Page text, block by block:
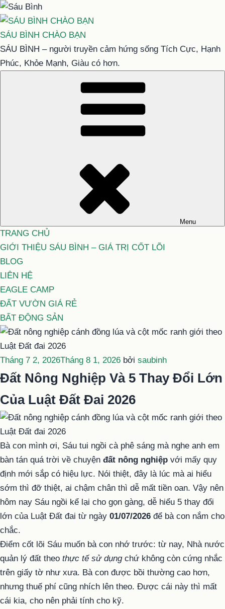
Chuyển
đến
phần
nội
dung
SÁU BÌNH CHÀO BẠN
SÁU BÌNH – người truyền cảm hứng sống Tích Cực, Hạnh
Phúc, Khỏe Mạnh, Giàu có hơn.
Menu
TRANG CHỦ
GIỚI THIỆU SÁU BÌNH – GIÁ TRỊ CỐT LÕI
BLOG
LIÊN HỆ
EAGLE CAMP
ĐẤT VƯỜN GIÁ RẺ
BẤT ĐỘNG SẢN
Đăng
trong
Tháng 7 2, 2026Tháng 8 1, 2026 bởi saubinh
Đất Nông Nghiệp Và 5 Thay Đổi Lớn
Của Luật Đất Đai 2026
Bà con mình ơi, Sáu tui ngồi cà phê sáng mà nghe anh em
bàn tán quá trời về chuyện đất nông nghiệp với mấy quy
định mới sắp có hiệu lực. Nói thiệt, đây là lúc mà ai hiểu
sớm thì đỡ thiệt, ai chậm chân thì dễ mất tiền oan. Vậy nên
hôm nay Sáu ngồi kể lại cho gọn gàng, dễ hiểu 5 thay đổi
lớn của Luật Đất đai từ ngày 01/07/2026 để bà con nắm cho
chắc.
Điểm cốt lõi Sáu muốn bà con nhớ trước: từ nay, Nhà nước
quản lý đất theo thực tế sử dụngchứ không còn cứng nhắc
trên giấy tờ như xưa. Bà con được bồi thường cao hơn,
nhưng thuế phí cũng nhích lên theo. Được cái này thì mất
cái kia, cho nên phải tính cho kỹ.